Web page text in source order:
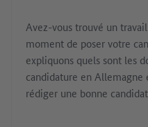
Avez-vous trouvé un
moment de poser votre
expliquons quels sont les
candidature en
rédiger une bonne